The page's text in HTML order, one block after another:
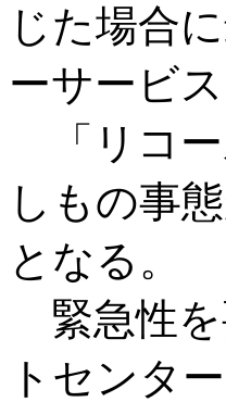
じた場合
ーサービ
「リコー
しもの事
となる。
緊急性を
トセンタ